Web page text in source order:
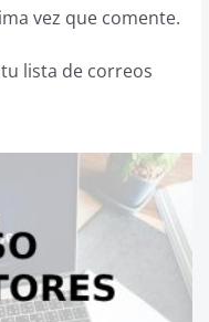
vez que comente.
lista de correos